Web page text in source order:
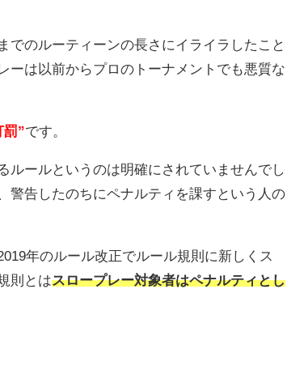
でのルーティーンの長さにイライラしたこと
ーは以前からプロのトーナメントでも悪質な
罰”です。
ルールというのは明確にされていませんでし
警告したのちにペナルティを課すという人の
年のルール改正でルール規則に新しくス
則とはスロープレー対象者はペナルティとし